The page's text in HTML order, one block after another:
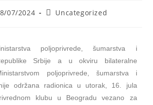
07/2024 Uncategorized
poljoprivrede, šumarstva i
Srbije a u okviru bilateralne
poljoprivrede, šumarstva i
održana radionica u utorak, 16. jula
klubu u Beogradu vezano za